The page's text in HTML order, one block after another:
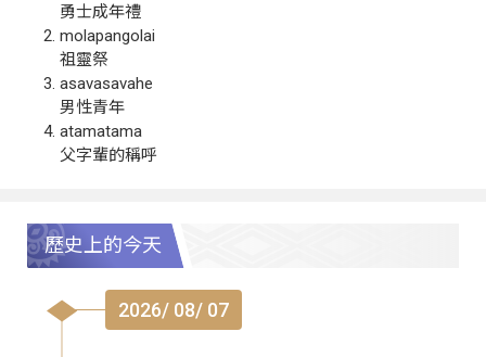
勇士成年禮
molapangolai
祖靈祭
asavasavahe
男性青年
atamatama
父字輩的稱呼
歷史上的今天
2026/ 08/ 07